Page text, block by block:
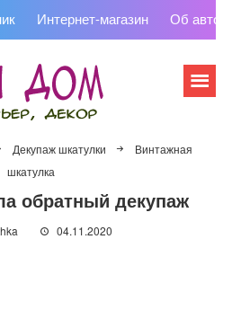
Интернет-магазин Об
Декупаж шкатулки
Винтажная
шкатулка
обратный декупаж
04.11.2020